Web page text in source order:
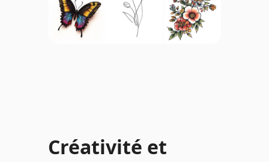
Créativité et